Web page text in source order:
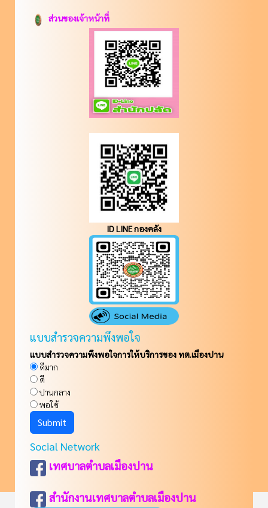
ส่วนของเจ้าหน้าที่
ID LINE กองคลัง
แบบสำรวจความพึงพอใจ
แบบสำรวจความพึงพอใจการให้บริการของ ทต.เมืองปาน
ดีมาก
ดี
ปานกลาง
พอใช้
Social Network
เทศบาลตำบลเมืองปาน
สำนักงานเทศบาลตำบลเมืองปาน